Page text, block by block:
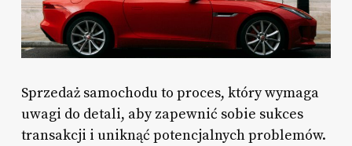
Sprzedaż samochodu to proces, który wymaga
uwagi do detali, aby zapewnić sobie sukces
transakcji i uniknąć potencjalnych problemów.